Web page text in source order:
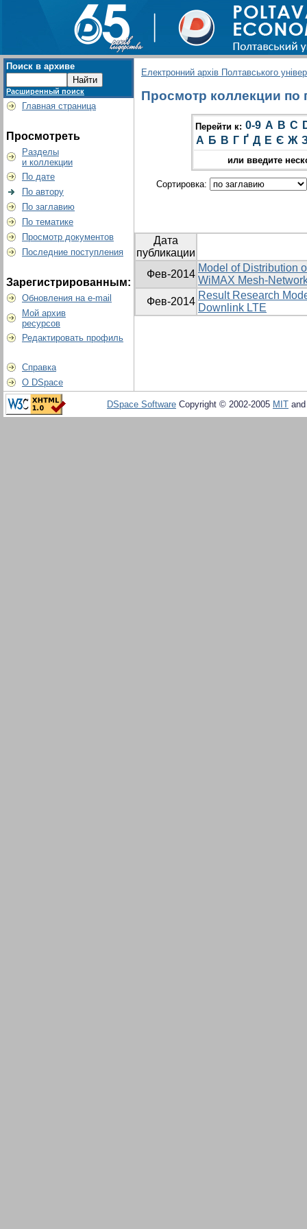
Поиск в архиве
Расширенный поиск
Главная страница
Просмотреть
Разделы
и коллекции
По дате
По автору
По заглавию
По тематике
Просмотр документов
Последние поступления
Зарегистрированным:
Обновления на e-mail
Мой архив
ресурсов
Редактировать профиль
Справка
О DSpace
Електронний архів Полтавського
Просмотр коллекции по
Перейти к: 0-9 A B C
А Б В Г Ґ Д Е Є Ж
или введите
Сортировка:
Дата
публикации
Фев-2014
Model of Distribution
WiMAX Mesh-
Фев-2014
Result Research
Downlink LTE
DSpace Software Copyright © 2002-2005 MIT